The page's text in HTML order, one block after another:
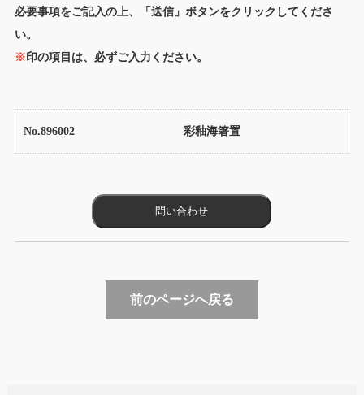
必要事項をご記入の上、「送信」ボタンをクリックしてくださ
い。
※印の項目は、必ずご入力ください。
No.896002 彩釉海箸置
前のページへ戻る